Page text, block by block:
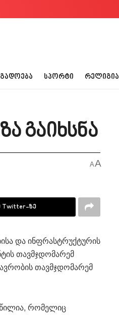
ᲡᲞᲝᲠᲢᲘ ᲠᲔᲚᲘᲒᲘᲐ
გაიხსნა
AA
Twitter-ზე
და ინფრასტრუქტურის
თავმჯდომარემ
თავმჯდომარემ
რომელიც